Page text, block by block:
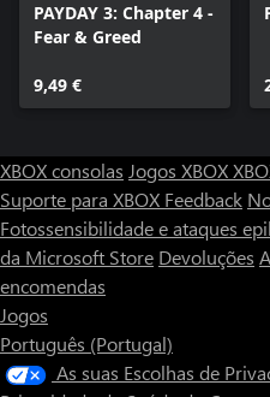
PAYDAY 3: Chapter 4 -
Fear & Greed
9,49 €
XBOX consolas Jogos XBOX
Suporte para XBOX Feedback
Fotossensibilidade e ataques
da Microsoft Store Devoluções
encomendas
Jogos
Português (Portugal)
As suas Escolhas de